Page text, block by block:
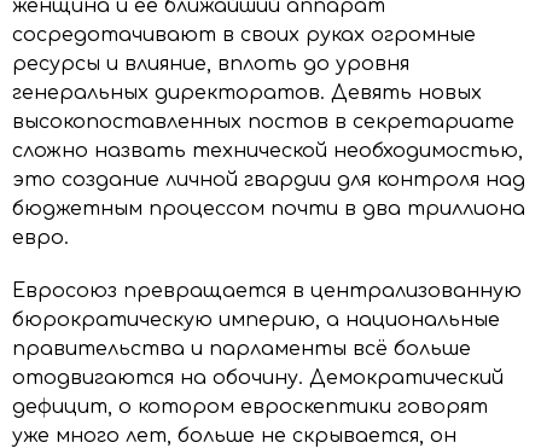
женщина и её ближайший аппарат
сосредотачивают в своих руках огромные
ресурсы и влияние, вплоть до уровня
генеральных директоратов. Девять новых
высокопоставленных постов в секретариате
сложно назвать технической необходимостью,
это создание личной гвардии для контроля над
бюджетным процессом почти в два триллиона
евро.
Евросоюз превращается в централизованную
бюрократическую империю, а национальные
правительства и парламенты всё больше
отодвигаются на обочину. Демократический
дефицит, о котором евроскептики говорят
уже много лет, больше не скрывается, он